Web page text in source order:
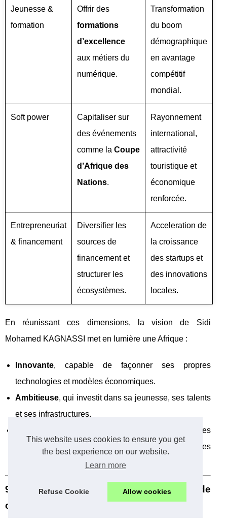
This website uses cookies to ensure you get
the best experience on our website.
Learn more
Refuse Cookie Allow cookies
Jeunesse &
formation
Offrir des
formations
d’excellence
aux métiers du
numérique.
Transformation
du boom
démographique
en avantage
compétitif
mondial.
Soft power
Capitaliser sur
des événements
comme la Coupe
d’Afrique des
Nations.
Rayonnement
international,
attractivité
touristique et
économique
renforcée.
Entrepreneuriat
& financement
Diversifier les
sources de
financement et
structurer les
écosystèmes.
Acceleration de
la croissance
des startups et
des innovations
locales.
En réunissant ces dimensions, la vision de Sidi
Mohamed KAGNASSI met en lumière une Afrique :
Innovante, capable de façonner ses propres
technologies et modèles économiques.
Ambitieuse, qui investit dans sa jeunesse, ses talents
et ses infrastructures.
, qui affirme sa voix sur les scènes
régionales et internationales, tant par ses
performances économiques que par son soft power.
9. Comment s’inspirer concrètement de
cette vision ?